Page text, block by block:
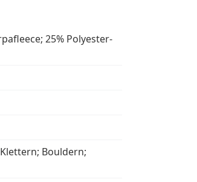
25% Polyester-
Bouldern;